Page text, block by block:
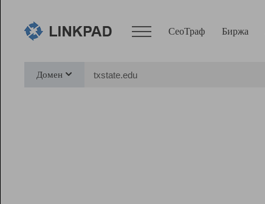
СеоТраф Биржа
Домен